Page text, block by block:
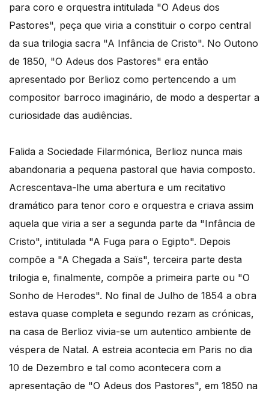
para coro e orquestra intitulada "O Adeus dos
Pastores", peça que viria a constituir o corpo central
da sua trilogia sacra "A Infância de Cristo". No Outono
de 1850, "O Adeus dos Pastores" era então
apresentado por Berlioz como pertencendo a um
compositor barroco imaginário, de modo a despertar a
curiosidade das audiências.
Falida a Sociedade Filarmónica, Berlioz nunca mais
abandonaria a pequena pastoral que havia composto.
Acrescentava-lhe uma abertura e um recitativo
dramático para tenor coro e orquestra e criava assim
aquela que viria a ser a segunda parte da "Infância de
Cristo", intitulada "A Fuga para o Egipto". Depois
compõe a "A Chegada a Saïs", terceira parte desta
trilogia e, finalmente, compõe a primeira parte ou "O
Sonho de Herodes". No final de Julho de 1854 a obra
estava quase completa e segundo rezam as crónicas,
na casa de Berlioz vivia-se um autentico ambiente de
véspera de Natal. A estreia acontecia em Paris no dia
10 de Dezembro e tal como acontecera com a
apresentação de "O Adeus dos Pastores", em 1850 na